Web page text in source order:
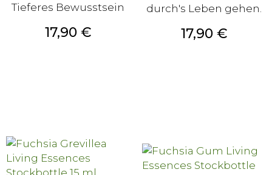
Tieferes Bewusstsein
Preis
17,90 €
durch's Leben gehen.
Preis
17,90 €